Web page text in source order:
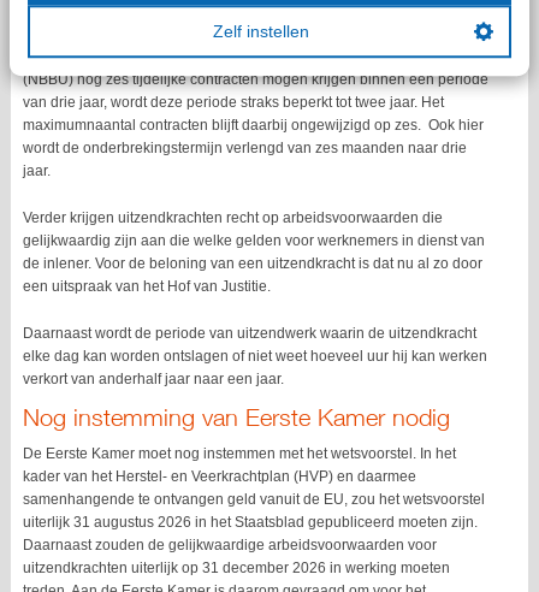
Zelf instellen
Wijzigingen voor uitzendkrachten
Waar uitzendkrachten momenteel in fase B (ABU) dan wel fase 2-3
(NBBU) nog zes tijdelijke contracten mogen krijgen binnen een periode
van drie jaar, wordt deze periode straks beperkt tot twee jaar. Het
maximumnaantal contracten blijft daarbij ongewijzigd op zes. Ook hier
wordt de onderbrekingstermijn verlengd van zes maanden naar drie
jaar.
Verder krijgen uitzendkrachten recht op arbeidsvoorwaarden die
gelijkwaardig zijn aan die welke gelden voor werknemers in dienst van
de inlener. Voor de beloning van een uitzendkracht is dat nu al zo door
een uitspraak van het Hof van Justitie.
Daarnaast wordt de periode van uitzendwerk waarin de uitzendkracht
elke dag kan worden ontslagen of niet weet hoeveel uur hij kan werken
verkort van anderhalf jaar naar een jaar.
Nog instemming van Eerste Kamer nodig
De Eerste Kamer moet nog instemmen met het wetsvoorstel. In het
kader van het Herstel- en Veerkrachtplan (HVP) en daarmee
samenhangende te ontvangen geld vanuit de EU, zou het wetsvoorstel
uiterlijk 31 augustus 2026 in het Staatsblad gepubliceerd moeten zijn.
Daarnaast zouden de gelijkwaardige arbeidsvoorwaarden voor
uitzendkrachten uiterlijk op 31 december 2026 in werking moeten